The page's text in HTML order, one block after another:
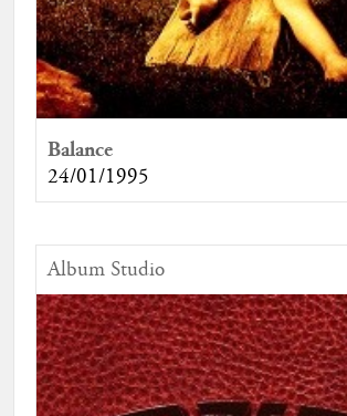
Balance
24/01/1995
Album Studio